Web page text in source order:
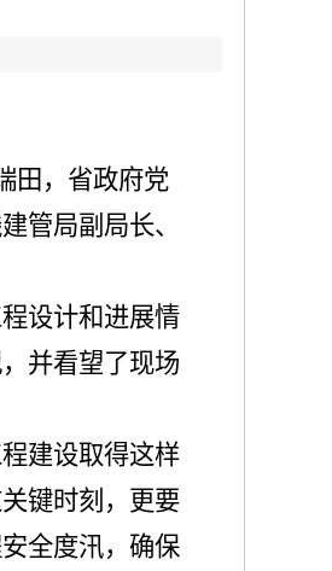
田，省政府党
管局副局长、
设计和进展情
并看望了现场
建设取得这样
键时刻，更要
全度汛，确保